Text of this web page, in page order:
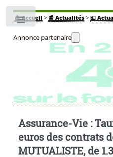
🏠Accueil > 📰 Actualités> 💶
Annonce partenaire
Assurance-Vie :
euros des contrats
MUTUALISTE, de
Toggle